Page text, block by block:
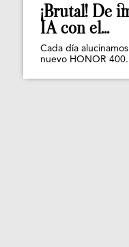
¡Brutal! De
IA con el...
Cada día
nuevo HONOR